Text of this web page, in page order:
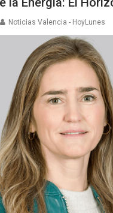
Noticias Valencia - HoyLunes